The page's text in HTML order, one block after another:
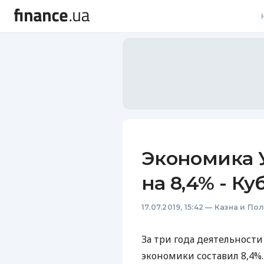
Экономика
на 8,4% -
17.07.2019, 15:42 — Казна и
За три года
экономики составил 8,4%.